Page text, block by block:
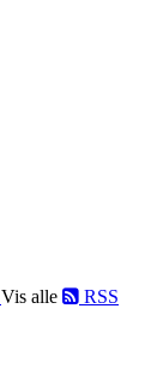
Vis alle RSS